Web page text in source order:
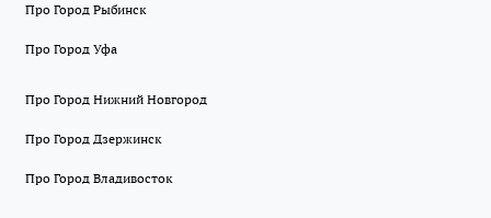
Про Город Рыбинск
Про Город Уфа
Про Город Нижний Новгород
Про Город Дзержинск
Про Город Владивосток